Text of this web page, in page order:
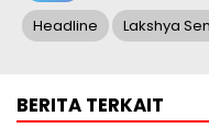
Headline Lakshya Sen
BERITA TERKAIT